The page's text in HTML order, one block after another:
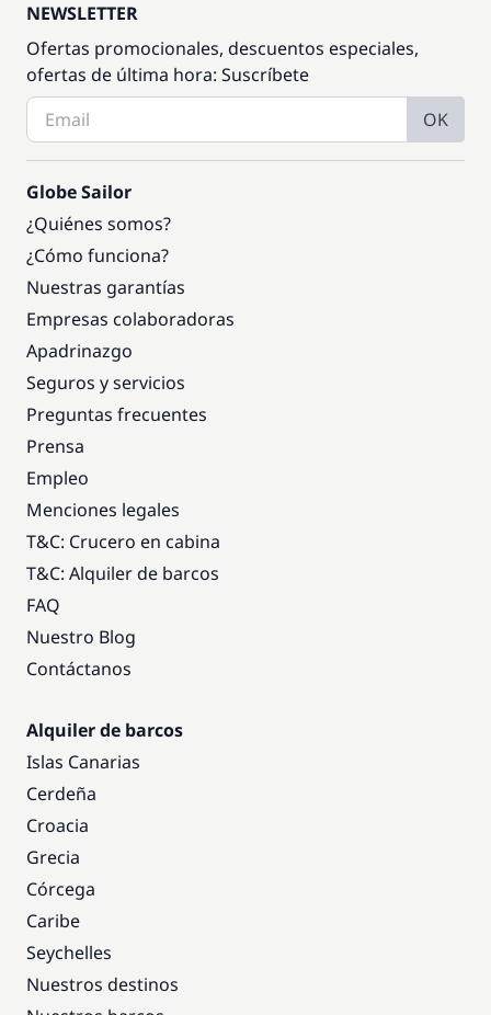
NEWSLETTER
Ofertas promocionales, descuentos especiales,
ofertas de última hora: Suscríbete
OK
Globe Sailor
¿Quiénes somos?
¿Cómo funciona?
Nuestras garantías
Empresas colaboradoras
Apadrinazgo
Seguros y servicios
Preguntas frecuentes
Prensa
Empleo
Menciones legales
T&C: Crucero en cabina
T&C: Alquiler de barcos
FAQ
Nuestro Blog
Contáctanos
Alquiler de barcos
Islas Canarias
Cerdeña
Croacia
Grecia
Córcega
Caribe
Seychelles
Nuestros destinos